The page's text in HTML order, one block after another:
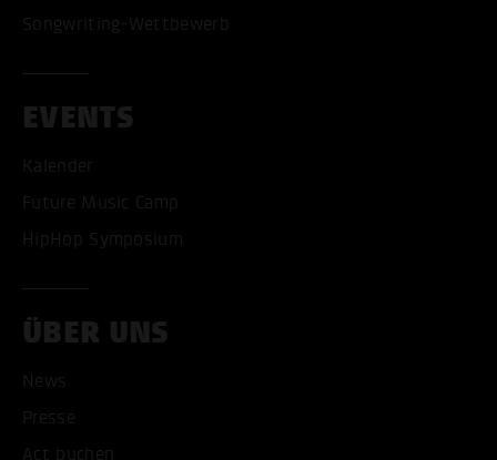
Songwriting-Wettbewerb
EVENTS
Kalender
Future Music Camp
HipHop Symposium
ÜBER UNS
News
Presse
Act buchen